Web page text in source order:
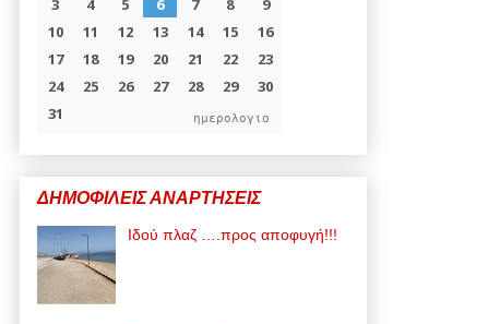
ημερολογιο
ΔΗΜΟΦΙΛΕΙΣ ΑΝΑΡΤΗΣΕΙΣ
Ιδού πλαζ ….προς αποφυγή!!!